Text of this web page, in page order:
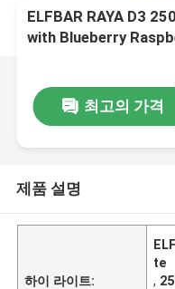
ELFBAR RAYA D3
with Blueberry
최고의 가격
제품 설명
하이 라이트:
te
,